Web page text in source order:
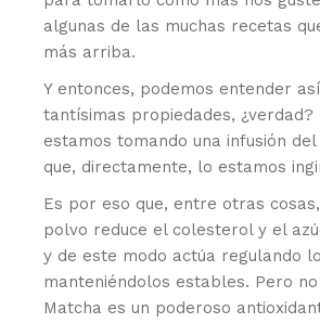
algunas de las muchas recetas
más arriba.
Y entonces, podemos entender
tantísimas propiedades, ¿verdad?
estamos tomando una infusión del
que, directamente, lo estamos
Es por eso que, entre otras
polvo reduce el colesterol y el
y de este modo actúa regulando
manteniéndolos estables. Pero
Matcha es un poderoso